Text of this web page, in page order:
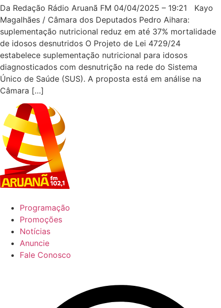
Da Redação Rádio Aruanã FM 04/04/2025 – 19:21 Kayo
Magalhães / Câmara dos Deputados Pedro Aihara:
suplementação nutricional reduz em até 37% mortalidade
de idosos desnutridos O Projeto de Lei 4729/24
estabelece suplementação nutricional para idosos
diagnosticados com desnutrição na rede do Sistema
Único de Saúde (SUS). A proposta está em análise na
Câmara […]
Programação
Promoções
Notícias
Anuncie
Fale Conosco